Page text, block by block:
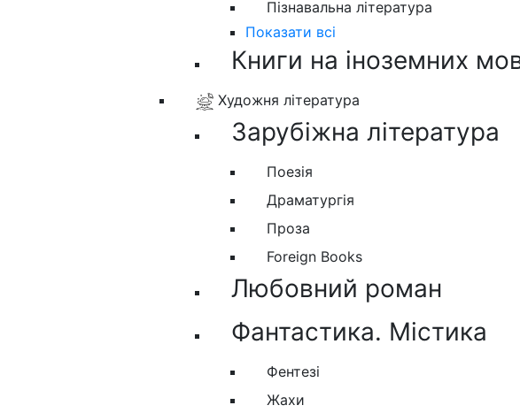
Пізнавальна література
Показати всі
Книги на іноземних
Художня література
Зарубіжна література
Поезія
Драматургія
Проза
Foreign Books
Любовний роман
Фантастика. Містика
Фентезі
Жахи